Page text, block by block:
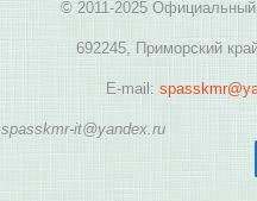
© 2011-2025 Официальный
692245, Приморский
E-mail:
spasskmr-it@yandex.ru